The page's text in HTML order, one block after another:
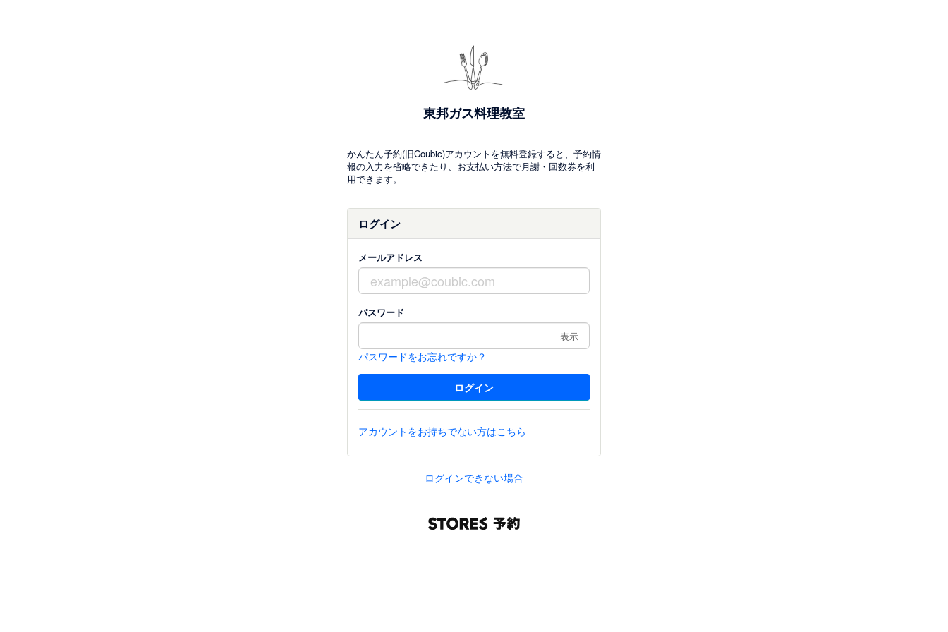
東邦ガス料理教室
かんたん予約(旧Coubic)アカウントを無料登録すると、予約情
報の入力を省略できたり、お支払い方法で月謝・回数券を利
用できます。
ログイン
メールアドレス
パスワード
表示
パスワードをお忘れですか？
アカウントをお持ちでない方はこちら
ログインできない場合